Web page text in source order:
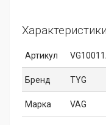
Характеристики
Артикул
Бренд TYG
Марка VAG